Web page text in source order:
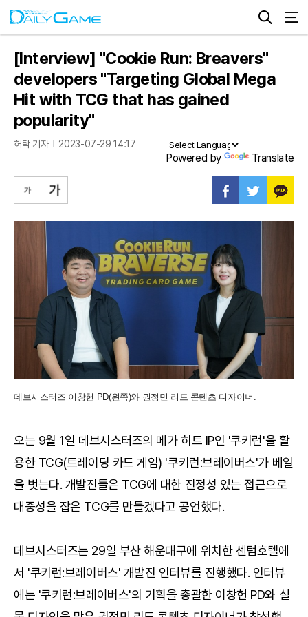
[Interview] "Cookie Run: Breavers"
developers "Targeting Global Mega
Hit with TCG that has gained
popularity"
허탁 기자 2023-07-29 14:17
Powered by Translate
데브시스터즈 이창헌 PD(왼쪽)와 권정민 리드 콘텐츠 디자이너.
오는 9월 1일 데브시스터즈의 메가 히트 IP인 '쿠키런'을 활
용한 TCG(트레이딩 카드 게임) '쿠키런:브레이버스'가 베일
을 벗는다. 개발진들은 TCG에 대한 진정성 있는 접근으로
대중성을 잡은 TCG를 만들겠다고 공언했다.
데브시스터즈는 29일 부산 해운대구에 위치한 센텀호텔에
서 '쿠키런:브레이버스' 개발진 인터뷰를 진행했다. 인터뷰
에는 '쿠키런:브레이버스'의 기획을 총괄한 이창헌 PD와 실